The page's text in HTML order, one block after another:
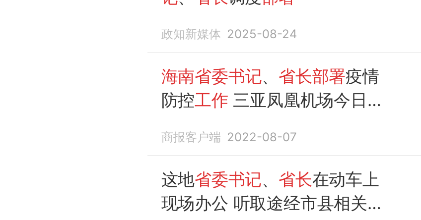
政知新媒体 2025-08-24
海南省委书记、 省长部署疫情
防控工作 三亚凤凰机场今日航
商报客户端 2022-08-07
这地省委书记、 省长在动车上
现场办公 听取途经市县相关工